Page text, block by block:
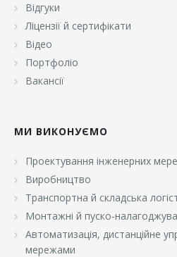
«ВК Експресс»
«Класс»
«Континент»
«Малинка»
«Марс»
Відгуки
Ліцензії й сертифікати
Відео
Портфоліо
Вакансії
МИ ВИКОНУЄМО
Проектування інженерних
Виробництво
Транспортна й складська
Монтажні й пуско-
Автоматизація, дистанційне
мережами